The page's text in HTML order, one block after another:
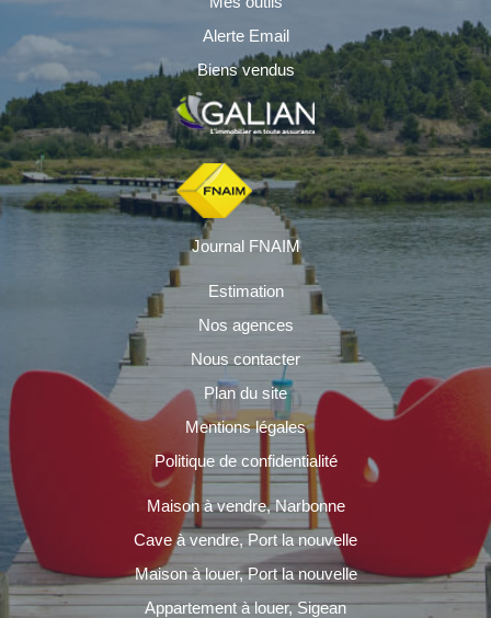
Alerte Email
Biens vendus
Journal FNAIM
Estimation
Nos agences
Nous contacter
Plan du site
Mentions légales
Politique de confidentialité
Maison à vendre, Narbonne
Cave à vendre, Port la nouvelle
Maison à louer, Port la nouvelle
Appartement à louer, Sigean